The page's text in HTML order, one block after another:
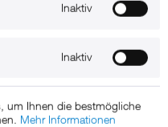
für Lenker oder
Inaktiv
Inaktiv
um Ihnen die bestmögliche
Mehr Informationen